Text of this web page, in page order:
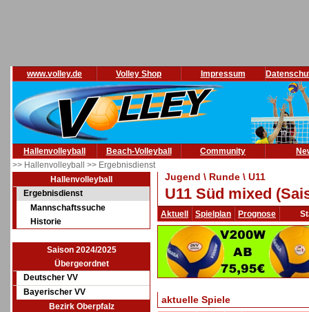
www.volley.de Volley Shop Impressum
Hallenvolleyball Beach-Volleyball Community
>> Hallenvolleyball >> Ergebnisdienst
Hallenvolleyball
Ergebnisdienst
Mannschaftssuche
Historie
Saison 2024/2025
Übergeordnet
Deutscher VV
Bayerischer VV
Bezirk Oberpfalz
Jugend \ Runde \ U11
U11 Süd mixed
Aktuell Spielplan Prognose
aktuelle Spiele